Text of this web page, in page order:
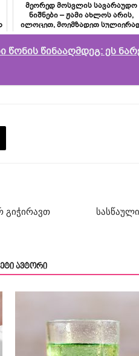
მეორედ მოსვლის სავარაუდო
ნიშნები – ჟამი ახლოს არის,
ილოცეთ, მოემზადეთ
და ხორციელად!
წონის წინააღმდეგ: ეს
გიჭირავთ
ავტორი